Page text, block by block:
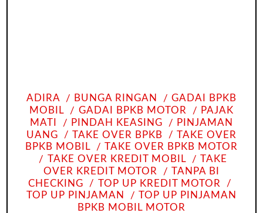
ADIRA BUNGA RINGAN
GADAI BPKB
MOBIL
GADAI BPKB MOTOR
PAJAK
MATI
PINDAH KEASING
PINJAMAN
UANG
TAKE OVER BPKB
TAKE OVER
BPKB MOBIL
TAKE OVER BPKB MOTOR
TAKE OVER KREDIT MOBIL
TAKE
OVER KREDIT MOTOR
TANPA BI
CHECKING
TOP UP KREDIT MOTOR
TOP UP PINJAMAN
TOP UP PINJAMAN
BPKB MOBIL MOTOR